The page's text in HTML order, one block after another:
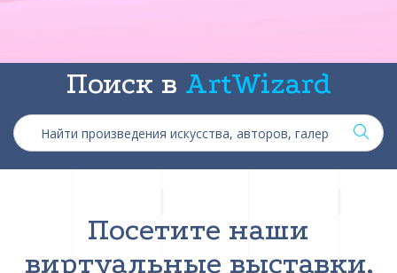
Поиск в ArtWizard
Посетите наши
виртуальные выставки,